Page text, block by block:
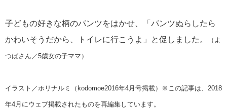
子どもの好きな柄のパンツをはかせ、「パンツぬらしたら
かわいそうだから、トイレに行こうよ」と促しました。
（よ
つばさん／5歳女の子ママ）
イラスト／ホリナルミ（kodomoe2016年4月号掲載）※この記事は、2018
年4月にウェブ掲載されたものを再編集しています。